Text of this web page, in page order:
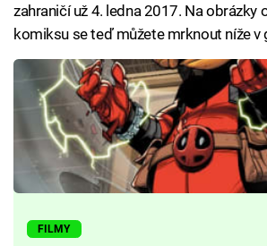
zahraničí už 4. ledna 2017. Na obrázky
komiksu se teď můžete mrknout níže v
FILMY